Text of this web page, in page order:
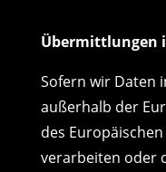
Übermittlungen
Sofern wir Daten
außerhalb der
des
verarbeiten oder